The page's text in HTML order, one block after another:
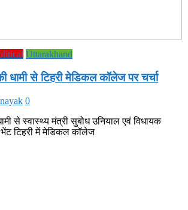
Uttarakhand
धामी से टिहरी मेडिकल कॉलेज पर चर्चा
0
से स्वास्थ्य मंत्री सुबोध उनियाल एवं विधायक
भेंट टिहरी में मेडिकल कॉलेज